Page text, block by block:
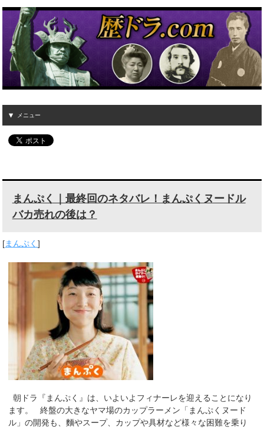
メニュー
まんぷく｜最終回のネタバレ！まんぷくヌードル
バカ売れの後は？
[まんぷく]
朝ドラ『まんぷく』は、いよいよフィナーレを迎えることになり
ます。 終盤の大きなヤマ場のカップラーメン「まんぷくヌード
ル」の開発も、麵やスープ、カップや具材など様々な困難を乗り